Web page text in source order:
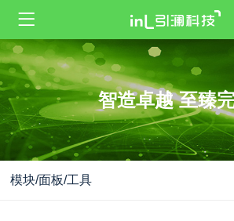
智造卓越 至臻
模块/面板/工具